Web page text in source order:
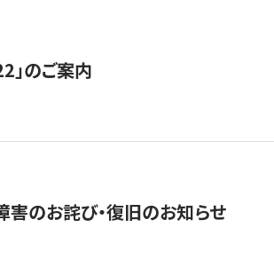
」のご案内
のお詫び・復旧のお知らせ